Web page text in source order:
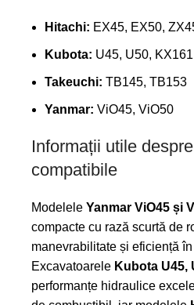
Hitachi: EX45, EX50,
Kubota: U45, U50, KX161
Takeuchi: TB145, TB153
Yanmar: ViO45, ViO50
Informații utile
compatibile
Modelele Yanmar ViO45 și
compacte cu rază scurtă de
manevrabilitate și eficiență
Excavatoarele Kubota U45,
performanțe hidraulice